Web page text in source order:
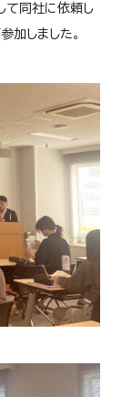
て同社に依頼し
加しました。